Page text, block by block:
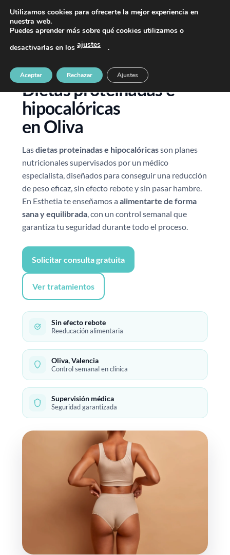
PIDE TU CITA AL TELÉFONO 637 42 97 25
Dietas proteinadas e
hipocalóricas
en Oliva
Lasdietas proteinadas e hipocalóricasson planes
nutricionales supervisados por un médico
especialista, diseñados para conseguir una reducción
de peso eficaz, sin efecto rebote y sin pasar hambre.
En Esthetia te enseñamos a alimentarte de forma
sana y equilibrada, con un control semanal que
garantiza tu seguridad durante todo el proceso.
Solicitar consulta gratuita
Ver tratamientos
Sin efecto rebote
Reeducación alimentaria
Oliva, Valencia
Control semanal en clínica
Supervisión médica
Seguridad garantizada
Utilizamos cookies para ofrecerte la mejor experiencia en
nuestra web.
Puedes aprender más sobre qué cookies utilizamos o
desactivarlas en los ajustes .
Aceptar Rechazar Ajustes